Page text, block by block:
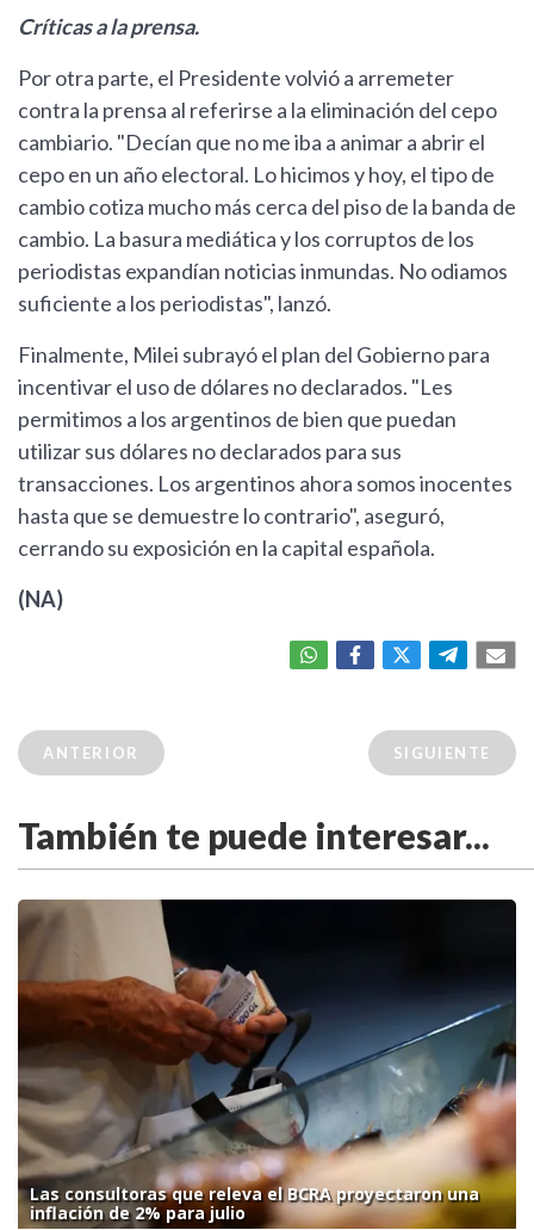
Críticas a la prensa.
Por otra parte, el Presidente volvió a arremeter
contra la prensa al referirse a la eliminación del cepo
cambiario. "Decían que no me iba a animar a abrir el
cepo en un año electoral. Lo hicimos y hoy, el tipo de
cambio cotiza mucho más cerca del piso de la banda de
cambio. La basura mediática y los corruptos de los
periodistas expandían noticias inmundas. No odiamos
suficiente a los periodistas", lanzó.
Finalmente, Milei subrayó el plan del Gobierno para
incentivar el uso de dólares no declarados. "Les
permitimos a los argentinos de bien que puedan
utilizar sus dólares no declarados para sus
transacciones. Los argentinos ahora somos inocentes
hasta que se demuestre lo contrario", aseguró,
cerrando su exposición en la capital española.
(NA)
ANTERIOR SIGUIENTE
También te puede interesar...
Las consultoras que releva el BCRA proyectaron una
inflación de 2% para julio